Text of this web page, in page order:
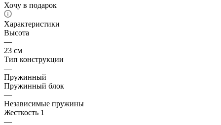
Хочу в подарок
Характеристики
Высота
—
23 см
Тип конструкции
—
Пружинный
Пружинный блок
—
Независимые пружины
Жесткость 1
—